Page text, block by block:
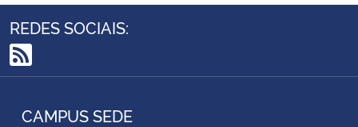
REDES SOCIAIS:
RSS
CAMPUS SEDE